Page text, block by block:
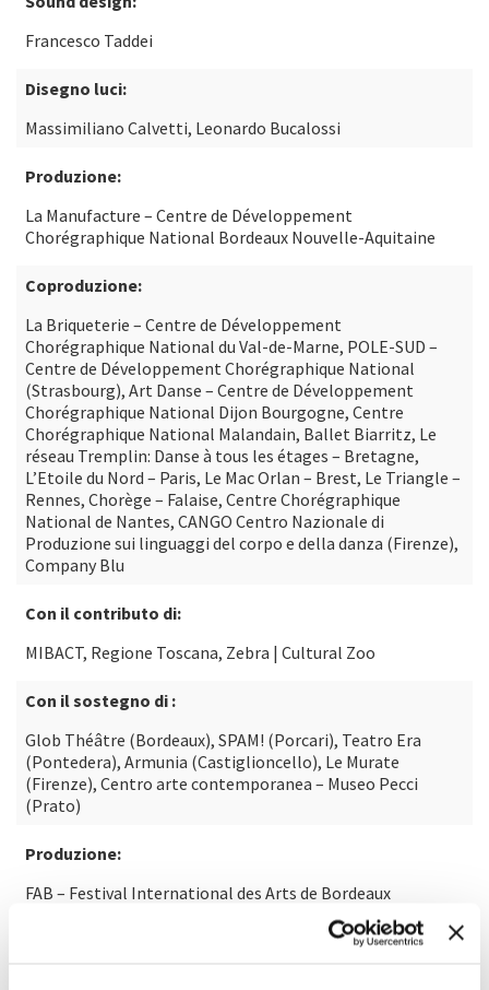
Francesco Taddei
Disegno luci:
Massimiliano Calvetti, Leonardo Bucalossi
Produzione:
La Manufacture – Centre de Développement
Chorégraphique National Bordeaux Nouvelle-Aquitaine
Coproduzione:
La Briqueterie – Centre de Développement
Chorégraphique National du Val-de-Marne, POLE-SUD –
Centre de Développement Chorégraphique National
(Strasbourg), Art Danse – Centre de Développement
Chorégraphique National Dijon Bourgogne, Centre
Chorégraphique National Malandain, Ballet Biarritz, Le
réseau Tremplin: Danse à tous les étages – Bretagne,
L’Etoile du Nord – Paris, Le Mac Orlan – Brest, Le Triangle –
Rennes, Chorège – Falaise, Centre Chorégraphique
National de Nantes, CANGO Centro Nazionale di
Produzione sui linguaggi del corpo e della danza (Firenze),
Company Blu
Con il contributo di:
MIBACT, Regione Toscana, Zebra | Cultural Zoo
Con il sostegno di :
Glob Théâtre (Bordeaux), SPAM! (Porcari), Teatro Era
(Pontedera), Armunia (Castiglioncello), Le Murate
(Firenze), Centro arte contemporanea – Museo Pecci
(Prato)
Produzione:
FAB – Festival International des Arts de Bordeaux
Métropole, La Manufacture – CDCN Bordeaux Nouvelle-